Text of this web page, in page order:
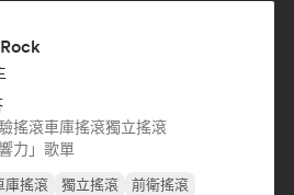
搖滾車庫搖滾獨立搖滾
力」歌單
庫搖滾 獨立搖滾
前衛搖滾